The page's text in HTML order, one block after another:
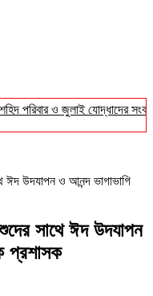
পরিবার ও জুলাই যোদ্ধাদের সংবর্ধনা
ঈদ উদযাপন ও আনন্দ ভাগাভাগি
সাথে ঈদ উদযাপন
প্রশাসক